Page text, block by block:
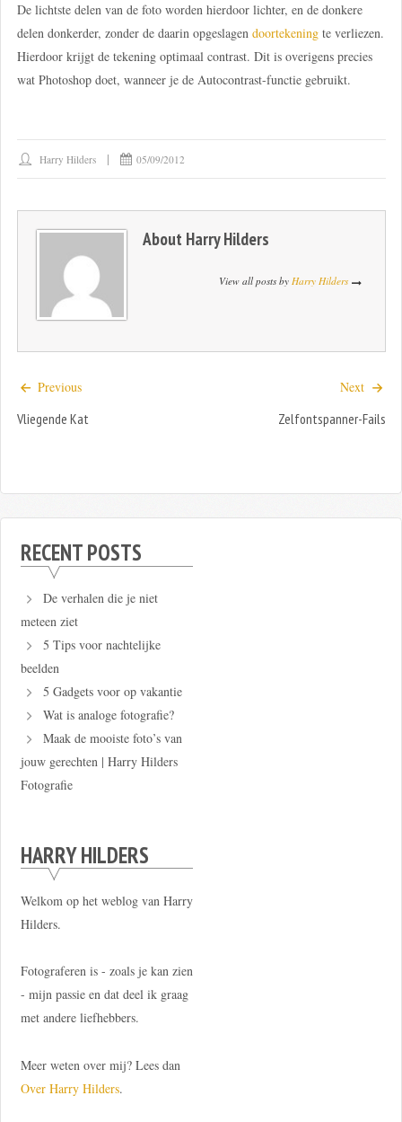
De lichtste delen van de foto worden hierdoor lichter, en de donkere
delen donkerder, zonder de daarin opgeslagen doortekeningte verliezen.
Hierdoor krijgt de tekening optimaal contrast. Dit is overigens precies
wat Photoshop doet, wanneer je de Autocontrast-functie gebruikt.
Harry Hilders 05/09/2012
About Harry Hilders
View all posts by Harry Hilders
Previous
Vliegende Kat
Next
Zelfontspanner-Fails
RECENT POSTS
De verhalen die je niet
meteen ziet
5 Tips voor nachtelijke
beelden
5 Gadgets voor op vakantie
Wat is analoge fotografie?
Maak de mooiste foto’s van
jouw gerechten | Harry Hilders
Fotografie
HARRY HILDERS
Welkom op het weblog van Harry
Hilders.
Fotograferen is - zoals je kan zien
- mijn passie en dat deel ik graag
met andere liefhebbers.
Meer weten over mij? Lees dan
Over Harry Hilders.